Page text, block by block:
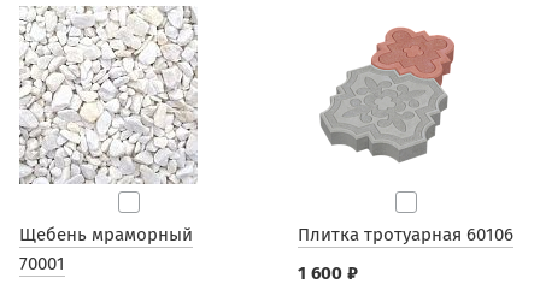
Щебень мраморный
70001
Плитка тротуарная 60106
1 600 ₽